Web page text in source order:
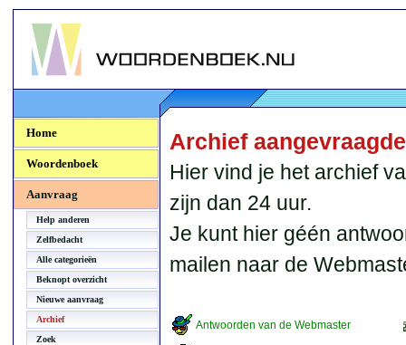
Woordenboek.NU
Home
Woordenboek
Aanvraag
Help anderen
Zelfbedacht
Alle categorieën
Beknopt overzicht
Nieuwe aanvraag
Archief
Zoek
Archief
Hier vind je het archief
zijn dan 24 uur.
Je kunt hier géén
mailen naar de
Antwoorden van de Webmaster